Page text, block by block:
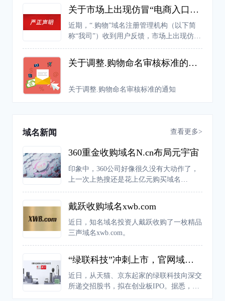
关于市场上出现仿冒“电商入口专用权证”的严正声明
近期，“.购物”域名注册管理机构（以下简
称“我司”）收到用户反馈，市场上出现仿冒
扰乱市场的正常经营秩序，侵犯了我司的合
法权益。
关于调整.购物命名审核标准的通知
关于调整.购物命名审核标准的通知
域名新闻 查看更多>
360重金收购域名N.cn布局元宇宙
印象中，360公司好像很久没有大动作了，
上一次上热搜还是花上亿元购买域名
司推出了一款元宇宙产品“N世界”。据介
绍，“N世界”是新一代的兴趣元宇宙，主要
由一个个“兴趣世界”构成，在这个平台中人
人都可以创建自己的世界。
戴跃收购域名xwb.com
近日，知名域名投资人戴跃收购了一枚精品
三声域名xwb.com。
“绿联科技”冲刺上市，官网域名后缀为何不用“.com”
近日，从天猫、京东起家的绿联科技向深交
所递交招股书，拟在创业板IPO。据悉，绿